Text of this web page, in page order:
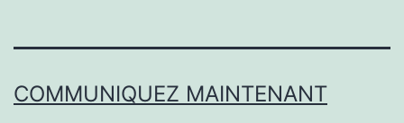
COMMUNIQUEZ MAINTENANT